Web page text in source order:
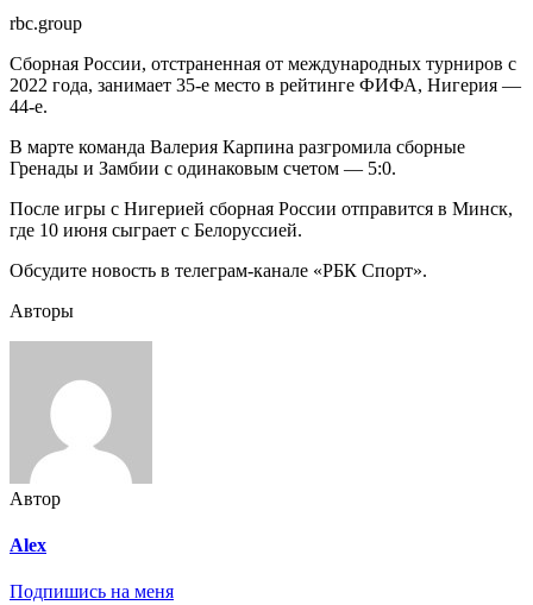
rbc.group
Сборная России, отстраненная от международных турниров с
2022 года, занимает 35-е место в рейтинге ФИФА, Нигерия —
44-е.
В марте команда Валерия Карпина разгромила сборные
Гренады и Замбии с одинаковым счетом — 5:0.
После игры с Нигерией сборная России отправится в Минск,
где 10 июня сыграет с Белоруссией.
Обсудите новость в телеграм-канале «РБК Спорт».
Авторы
Автор
Alex
Подпишись на меня